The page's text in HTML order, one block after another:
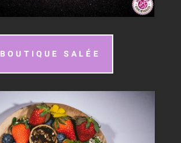
BOUTIQUE SALÉE